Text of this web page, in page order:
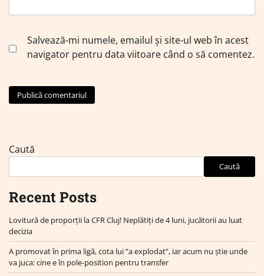
Salvează-mi numele, emailul și site-ul web în acest
navigator pentru data viitoare când o să comentez.
Caută
Caută
Recent Posts
Lovitură de proporții la CFR Cluj! Neplătiți de 4 luni, jucătorii au luat
decizia
A promovat în prima ligă, cota lui ”a explodat”, iar acum nu știe unde
va juca: cine e în pole-position pentru transfer